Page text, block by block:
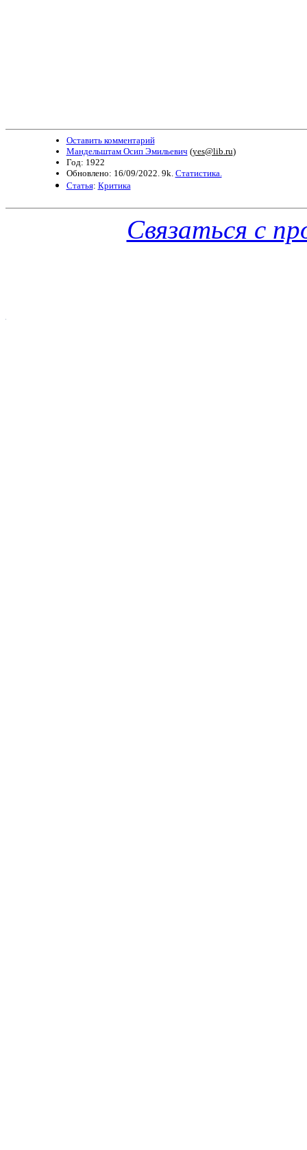
Оставить комментарий
Мандельштам Осип Эмильевич (yes@lib.ru)
Год: 1922
Обновлено: 16/09/2022. 9k. Статистика.
Статья: Критика
Связаться с